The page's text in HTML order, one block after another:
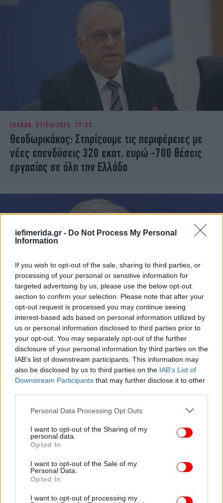
iefimerida.gr - Do Not Process My Personal
Information
If you wish to opt-out of the sale, sharing to third parties, or
processing of your personal or sensitive information for
targeted advertising by us, please use the below opt-out
section to confirm your selection. Please note that after your
opt-out request is processed you may continue seeing
interest-based ads based on personal information utilized by
us or personal information disclosed to third parties prior to
your opt-out. You may separately opt-out of the further
disclosure of your personal information by third parties on the
IAB’s list of downstream participants. This information may
also be disclosed by us to third parties on the IAB’s List of
Downstream Participants that may further disclose it to other
Please note that this website/app uses one or more Google
not limited to your visit or usage behaviour. You may click to
grant or deny consent to Google and its third-party tags to
use your data for below specified purposes in below Google
consent section.
Personal Data Processing Opt Outs
I want to opt-out of the Sharing of my
personal data.
Opted In
I want to opt-out of the Sale of my
Personal Data.
Opted In
I want to opt-out of processing my
ΕΛΛΑΔΑ 07/04/2026 17:33
Θεοδωρικάκος: Στηρίζουμε τις περιφέρειες με
νέες επενδύσεις 320 εκατ. ευρώ -700 θέσεις
εργασίας σε όλη την Ελλάδα
ΟΙΚΟΝΟΜΙΑ 06/02/2026 21:50
Ενίσχυση 290 εκατ. ευρώ μέσω του
Αναπτυξιακού Νόμου για «Μεταποίηση» και
«Ειδικές Περιοχές Ενίσχυσης»